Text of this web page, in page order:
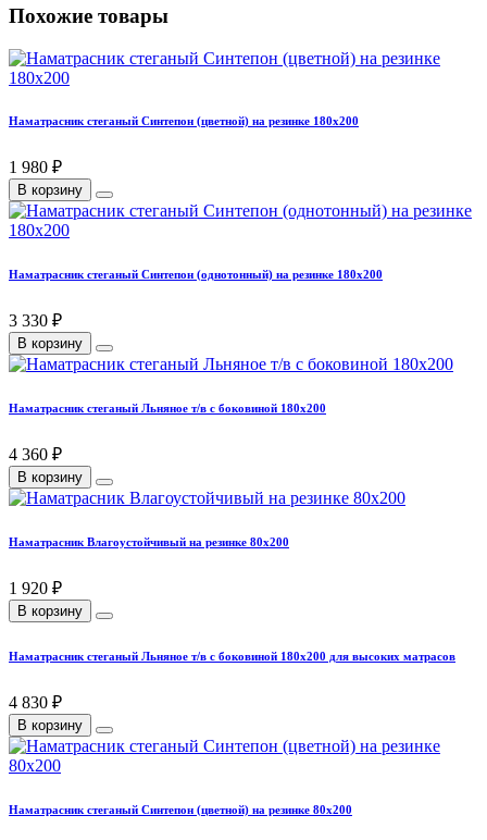
Похожие товары
Наматрасник стеганый Синтепон (цветной) на резинке 180х200
1 980 ₽
В корзину
Наматрасник стеганый Синтепон (однотонный) на резинке 180х200
3 330 ₽
В корзину
Наматрасник стеганый Льняное т/в с боковиной 180х200
4 360 ₽
В корзину
Наматрасник Влагоустойчивый на резинке 80х200
1 920 ₽
В корзину
Наматрасник стеганый Льняное т/в с боковиной 180х200 для высоких матрасов
4 830 ₽
В корзину
Наматрасник стеганый Синтепон (цветной) на резинке 80х200